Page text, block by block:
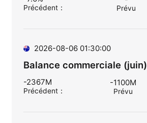
Précédent： Prévu
2026-08-06 01:30:00
Balance commerciale (juin)
-2367M
Précédent：
-1100M
Prévu